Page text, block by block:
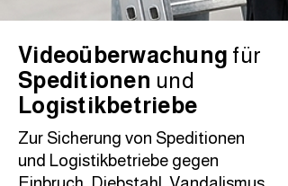
Videoüberwachung für
Speditionen und
Logistikbetriebe
Zur Sicherung von Speditionen
und Logistikbetriebe gegen